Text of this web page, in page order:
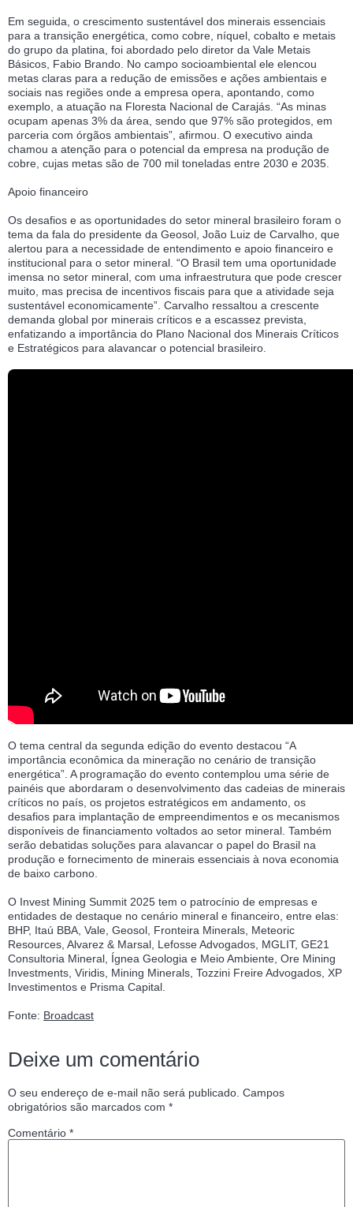
Em seguida, o crescimento sustentável dos minerais essenciais
para a transição energética, como cobre, níquel, cobalto e metais
do grupo da platina, foi abordado pelo diretor da Vale Metais
Básicos, Fabio Brando. No campo socioambiental ele elencou
metas claras para a redução de emissões e ações ambientais e
sociais nas regiões onde a empresa opera, apontando, como
exemplo, a atuação na Floresta Nacional de Carajás. “As minas
ocupam apenas 3% da área, sendo que 97% são protegidos, em
parceria com órgãos ambientais”, afirmou. O executivo ainda
chamou a atenção para o potencial da empresa na produção de
cobre, cujas metas são de 700 mil toneladas entre 2030 e 2035.
Apoio financeiro
Os desafios e as oportunidades do setor mineral brasileiro foram o
tema da fala do presidente da Geosol, João Luiz de Carvalho, que
alertou para a necessidade de entendimento e apoio financeiro e
institucional para o setor mineral. “O Brasil tem uma oportunidade
imensa no setor mineral, com uma infraestrutura que pode crescer
muito, mas precisa de incentivos fiscais para que a atividade seja
sustentável economicamente”. Carvalho ressaltou a crescente
demanda global por minerais críticos e a escassez prevista,
enfatizando a importância do Plano Nacional dos Minerais Críticos
e Estratégicos para alavancar o potencial brasileiro.
O tema central da segunda edição do evento destacou “A
importância econômica da mineração no cenário de transição
energética”. A programação do evento contemplou uma série de
painéis que abordaram o desenvolvimento das cadeias de minerais
críticos no país, os projetos estratégicos em andamento, os
desafios para implantação de empreendimentos e os mecanismos
disponíveis de financiamento voltados ao setor mineral. Também
serão debatidas soluções para alavancar o papel do Brasil na
produção e fornecimento de minerais essenciais à nova economia
de baixo carbono.
O Invest Mining Summit 2025 tem o patrocínio de empresas e
entidades de destaque no cenário mineral e financeiro, entre elas:
BHP, Itaú BBA, Vale, Geosol, Fronteira Minerals, Meteoric
Resources, Alvarez & Marsal, Lefosse Advogados, MGLIT, GE21
Consultoria Mineral, Ígnea Geologia e Meio Ambiente, Ore Mining
Investments, Viridis, Mining Minerals, Tozzini Freire Advogados, XP
Investimentos e Prisma Capital.
Fonte: Broadcast
Deixe um comentário
O seu endereço de e-mail não será publicado. Campos
obrigatórios são marcados com *
Comentário *